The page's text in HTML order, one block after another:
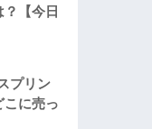
【今日
プリン
こに売っ